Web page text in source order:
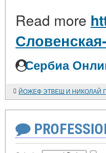
Read more
Сербиа
ЙОЖЕФ ЭТВЕШ И НИКОЛАЙ